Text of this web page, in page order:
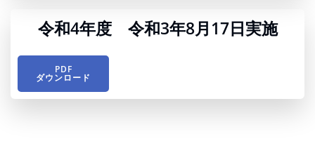
令和4年度 令和3年8月17日実施
PDF
ダウンロード